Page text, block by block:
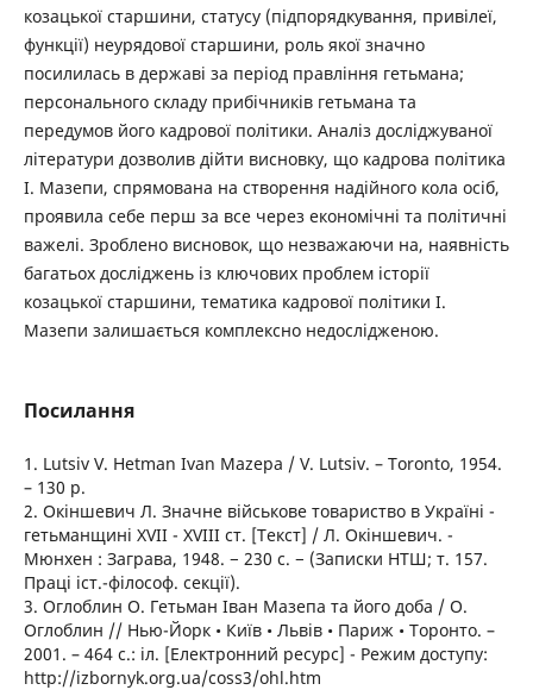
козацької старшини, статусу (підпорядкування, привілеї,
функції) неурядової старшини, роль якої значно
посилилась в державі за період правління гетьмана;
персонального складу прибічників гетьмана та
передумов його кадрової політики. Аналіз досліджуваної
літератури дозволив дійти висновку, що кадрова політика
І. Мазепи, спрямована на створення надійного кола осіб,
проявила себе перш за все через економічні та політичні
важелі. Зроблено висновок, що незважаючи на, наявність
багатьох досліджень із ключових проблем історії
козацької старшини, тематика кадрової політики І.
Мазепи залишається комплексно недослідженою.
Посилання
1. Lutsiv V. Hetman Ivan Mazepa / V. Lutsiv. – Toronto, 1954.
– 130 p.
2. Окіншевич Л. Значне військове товариство в Україні -
гетьманщині XVII - XVIII ст. [Текст] / Л. Окіншевич. -
Мюнхен : Заграва, 1948. − 230 с. − (Записки НТШ; т. 157.
Праці іст.-філософ. секції).
3. Оглоблин О. Гетьман Іван Мазепа та його доба / О.
Оглоблин // Нью-Йорк • Київ • Львів • Париж • Торонто. –
2001. – 464 с.: іл. [Електронний ресурс] - Режим доступу:
http://izbornyk.org.ua/coss3/ohl.htm